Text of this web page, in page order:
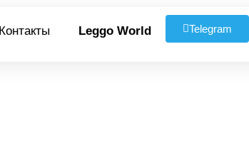
Контакты Leggo World Telegram